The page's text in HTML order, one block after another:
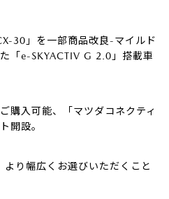
30」を一部商品改良-マイルド
「e-SKYACTIV G 2.0」搭載車
購入可能、「マツダコネクティ
開設。
り幅広くお選びいただくこと